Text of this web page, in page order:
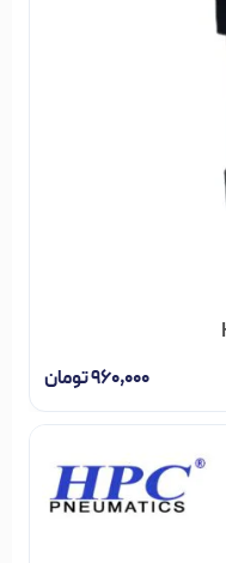
۹۶۰,۰۰۰تومان